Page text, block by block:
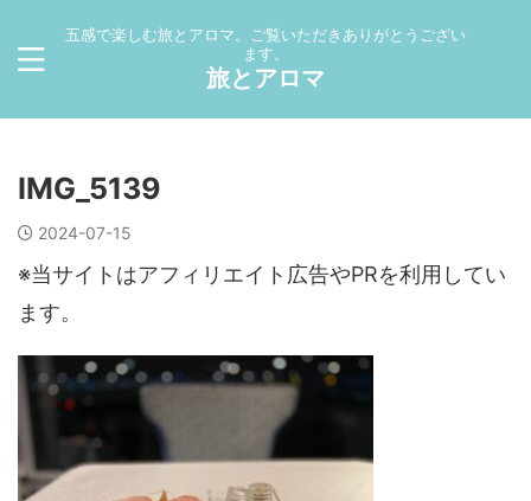
五感で楽しむ旅とアロマ。ご覧いただきありがとうござい
ます。
旅とアロマ
IMG_5139
2024-07-15
※当サイトはアフィリエイト広告やPRを利用してい
ます。